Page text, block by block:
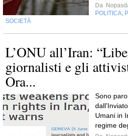
Da
POLITICA
SOCIETÀ
L’ONU all’Iran:
giornalisti e gli
Ora...
Sono
Umani in
regime